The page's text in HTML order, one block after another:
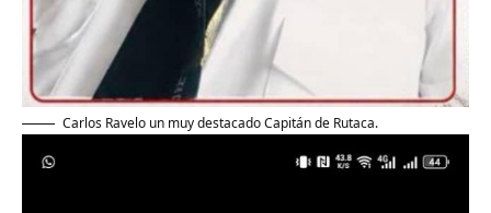
Carlos Ravelo un muy destacado Capitán de Rutaca.